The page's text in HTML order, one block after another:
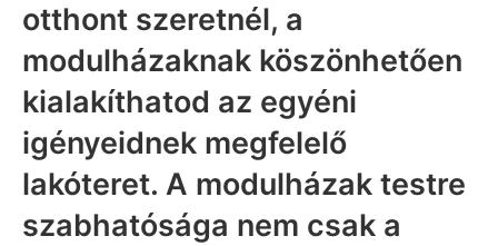
otthont szeretnél, a
modulházaknak köszönhetően
kialakíthatod az egyéni
igényeidnek megfelelő
lakóteret. A modulházak testre
szabhatósága nem csak a